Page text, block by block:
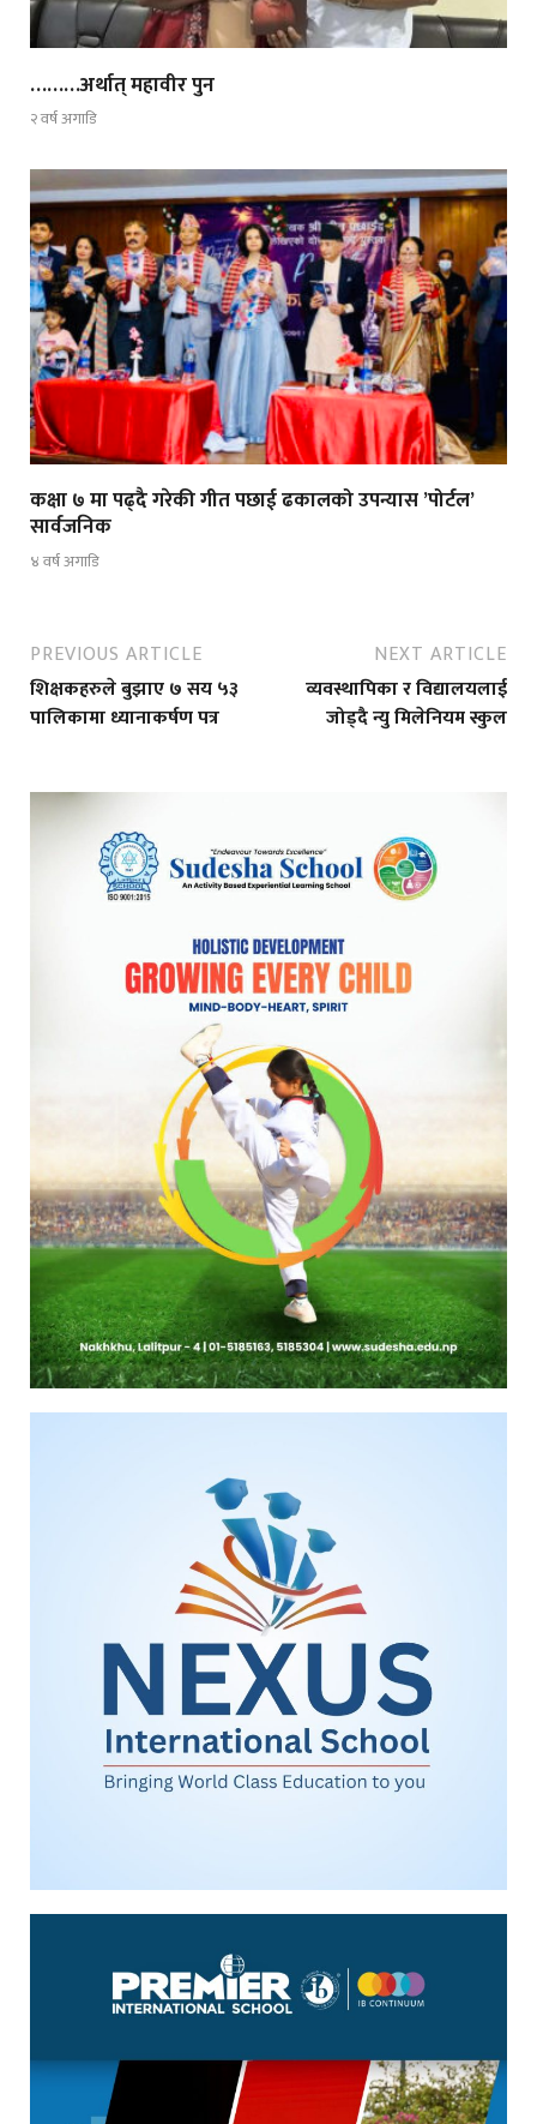
………अर्थात् महावीर पुन
२ वर्ष अगाडि
कक्षा ७ मा पढ्दै गरेकी गीत पछाई ढकालको उपन्यास ’पोर्टल’
सार्वजनिक
४ वर्ष अगाडि
PREVIOUS ARTICLE
शिक्षकहरुले बुझाए ७ सय ५३
पालिकामा ध्यानाकर्षण पत्र
NEXT ARTICLE
व्यवस्थापिका र विद्यालयलाई
जोड्दै न्यु मिलेनियम स्कुल